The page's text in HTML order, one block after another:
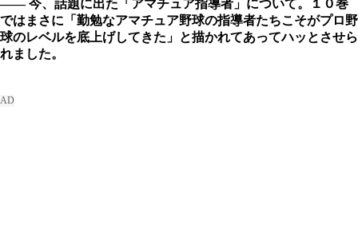
―― 今、話題に出た「アマチュア指導者」について。１０巻
ではまさに「勤勉なアマチュア野球の指導者たちこそがプロ野
球のレベルを底上げしてきた」と描かれてあってハッとさせら
れました。